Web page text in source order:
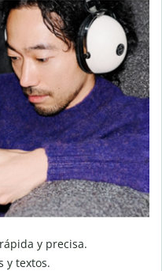
y precisa.
y textos.